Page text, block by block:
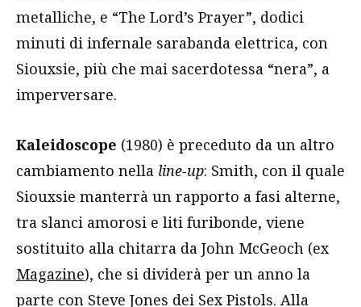
metalliche, e “The Lord’s Prayer”, dodici
minuti di infernale sarabanda elettrica, con
Siouxsie, più che mai sacerdotessa “nera”, a
imperversare.
Kaleidoscope (1980) è preceduto da un altro
cambiamento nella line-up: Smith, con il quale
Siouxsie manterrà un rapporto a fasi alterne,
tra slanci amorosi e liti furibonde, viene
sostituito alla chitarra da John McGeoch (ex
Magazine), che si dividerà per un anno la
parte con Steve Jones dei Sex Pistols. Alla